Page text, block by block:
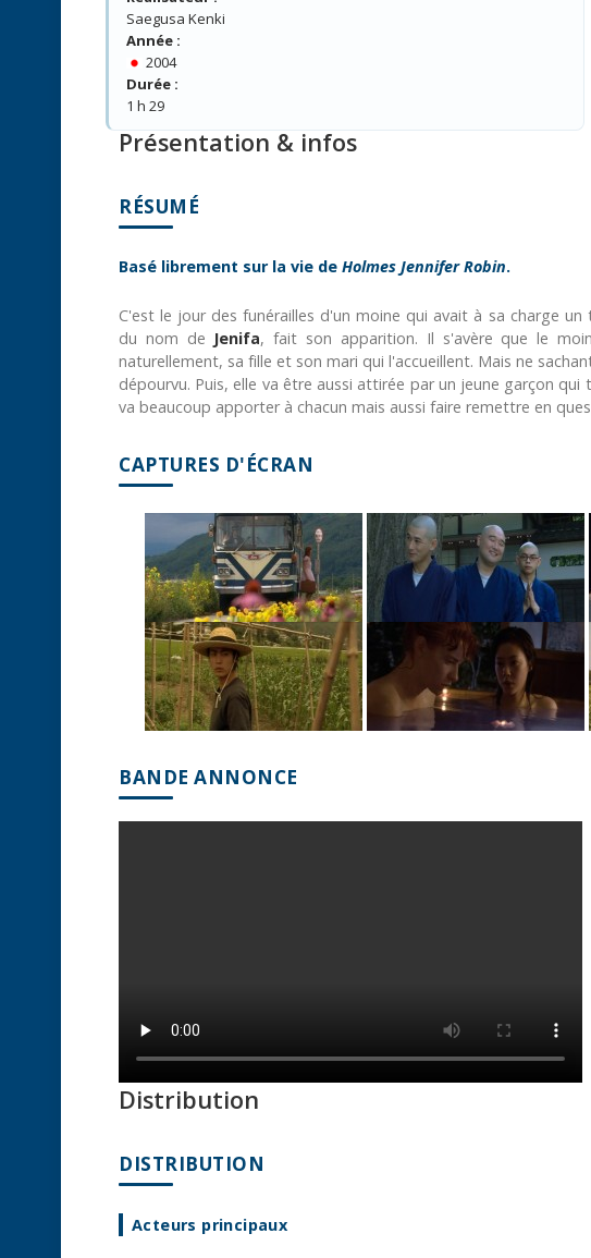
Saegusa Kenki
Année :
2004
Durée :
1 h 29
Présentation & infos
RÉSUMÉ
Basé librement sur la vie de Holmes Jennifer Robin.
C'est le jour des funérailles d'un moine qui avait à sa charge
du nom de Jenifa, fait son apparition. Il s'avère que le
naturellement, sa fille et son mari qui l'accueillent. Mais ne
dépourvu. Puis, elle va être aussi attirée par un jeune garçon
va beaucoup apporter à chacun mais aussi faire remettre en
CAPTURES D'ÉCRAN
BANDE ANNONCE
Distribution
DISTRIBUTION
Acteurs principaux